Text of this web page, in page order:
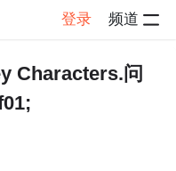
登录 频道
Characters.问